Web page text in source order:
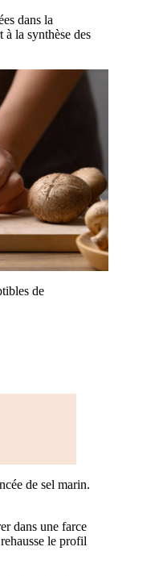
dans la
la synthèse des
de
de sel marin.
dans une farce
le profil